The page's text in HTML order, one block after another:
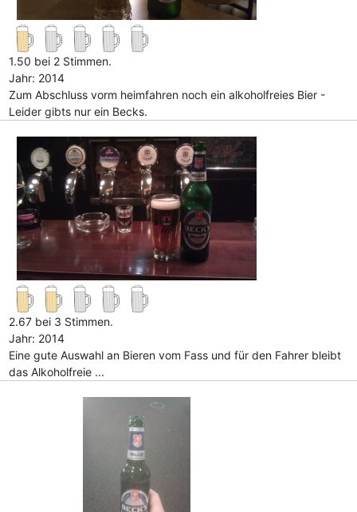
1.50 bei 2 Stimmen.
Jahr: 2014
Zum Abschluss vorm heimfahren noch ein alkoholfreies Bier -
Leider gibts nur ein Becks.
2.67 bei 3 Stimmen.
Jahr: 2014
Eine gute Auswahl an Bieren vom Fass und für den Fahrer bleibt
das Alkoholfreie ...